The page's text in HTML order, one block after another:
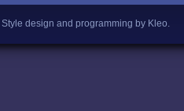
Style design and programming by Kleo.